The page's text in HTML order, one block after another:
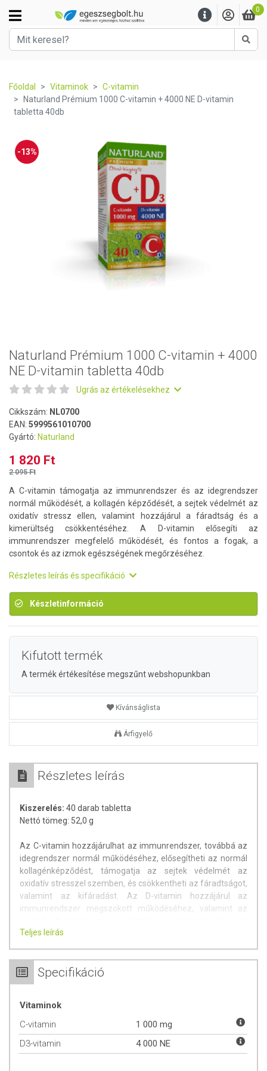
0
Főoldal Vitaminok
C-vitamin
Naturland Prémium 1000 C-vitamin + 4000 NE D-vitamin
tabletta 40db
-13%
Naturland Prémium 1000 C-vitamin + 4000
NE D-vitamin tabletta 40db
Ugrás az értékelésekhez
Cikkszám: NL0700
EAN: 5999561010700
Gyártó: Naturland
1 820 Ft
2 095 Ft
A C-vitamin támogatja az immunrendszer és az idegrendszer
normál működését, a kollagén képződését, a sejtek védelmét az
oxidatív stressz ellen, valamint hozzájárul a fáradtság és a
kimerültség csökkentéséhez. A D-vitamin elősegíti az
immunrendszer megfelelő működését, és fontos a fogak, a
csontok és az izmok egészségének megőrzéséhez.
Részletes leírás és specifikáció
Készletinformáció
Kifutott termék
A termék értékesítése megszűnt webshopunkban
Kívánságlista
Árfigyelő
Részletes leírás
Kiszerelés: 40 darab tabletta
Nettó tömeg: 52,0 g
Az C-vitamin hozzájárulhat az immunrendszer, továbbá az
idegrendszer normál működéséhez, elősegítheti az normál
kollagénképződést, támogatja az sejtek védelmét az
oxidatív stresszel szemben, és csökkentheti az fáradtságot,
valamint az kifáradást. Az D-vitamin hozzájárul az
immunrendszer megszokott működéséhez, valamint az
izomfunkciók megőrzéséhez.
Hatóanyagok az napi adagban (1 tabletta):
C-vitamin: 1000 mg (NRV 1250%-a), D-vitamin: 100 μg (NRV
2000 %-a).
referenciaérték.
Összetevők:aszkorbinsav, maltodextrin,
kukoricakeményítő, D-vitamin-készítmény [keményítő-
Teljes leírás
Specifikáció
Vitaminok
C-vitamin
1 000 mg
D3-vitamin
4 000 NE